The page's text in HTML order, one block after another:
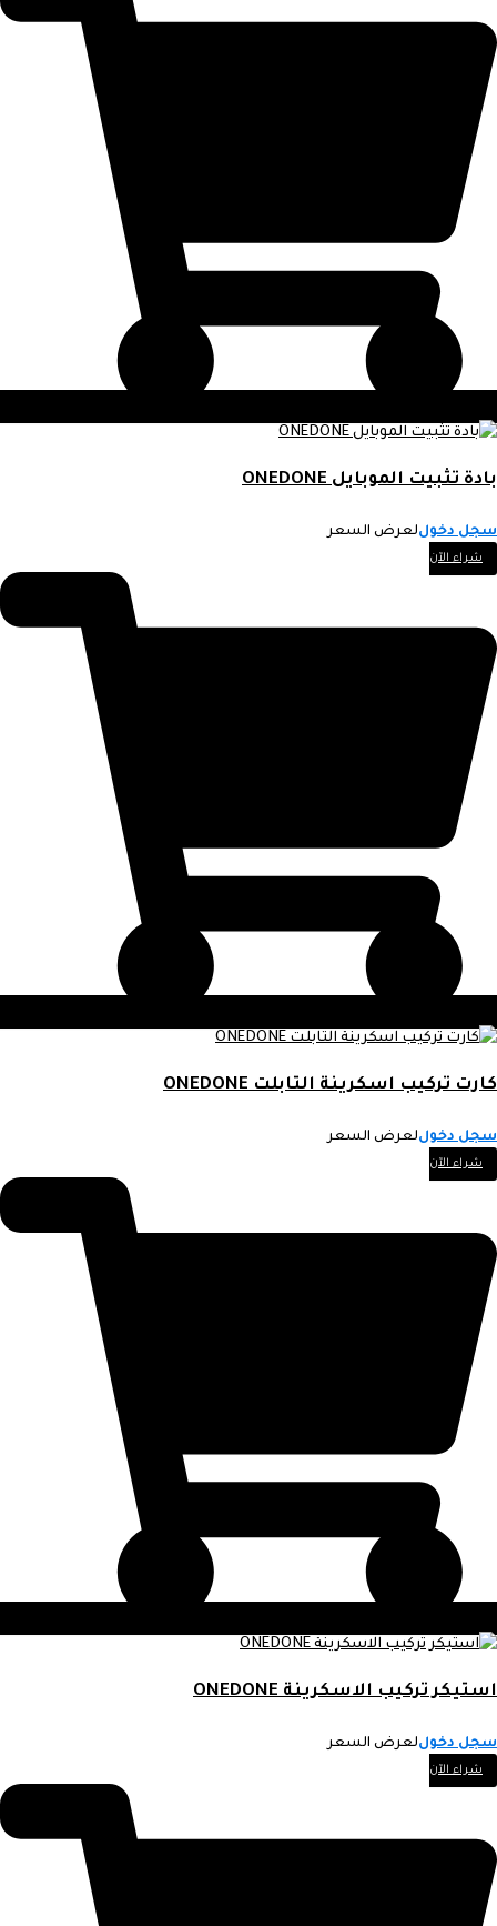
بادة تثبيت الموبايل ONEDONE
سجل دخوللعرض السعر
شراء الآن
كارت تركيب اسكرينة التابلت ONEDONE
سجل دخوللعرض السعر
شراء الآن
استيكر تركيب الاسكرينة ONEDONE
سجل دخوللعرض السعر
شراء الآن